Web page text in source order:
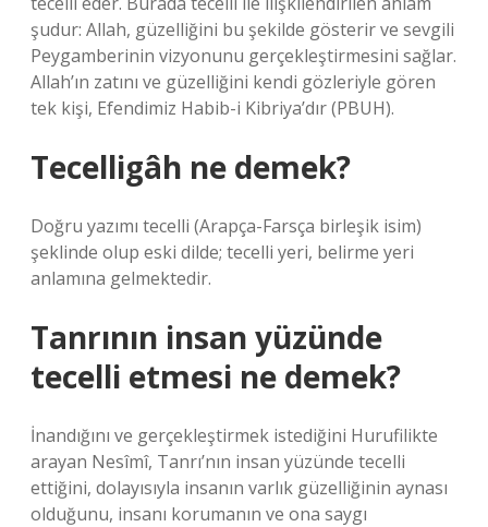
şudur: Allah, güzelliğini bu şekilde gösterir ve sevgili
Peygamberinin vizyonunu gerçekleştirmesini sağlar.
Allah’ın zatını ve güzelliğini kendi gözleriyle gören
tek kişi, Efendimiz Habib-i Kibriya’dır (PBUH).
Tecelligâh ne demek?
Doğru yazımı tecelli (Arapça-Farsça birleşik isim)
şeklinde olup eski dilde; tecelli yeri, belirme yeri
anlamına gelmektedir.
Tanrının insan yüzünde
tecelli etmesi ne demek?
İnandığını ve gerçekleştirmek istediğini Hurufilikte
arayan Nesîmî, Tanrı’nın insan yüzünde tecelli
ettiğini, dolayısıyla insanın varlık güzelliğinin aynası
olduğunu, insanı korumanın ve ona saygı